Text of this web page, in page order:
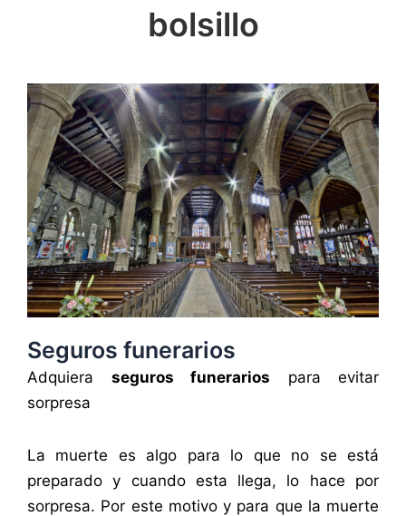
bolsillo
Seguros funerarios
Adquiera seguros funerarios para evitar
sorpresa
La muerte es algo para lo que no se está
preparado y cuando esta llega, lo hace por
sorpresa. Por este motivo y para que la muerte